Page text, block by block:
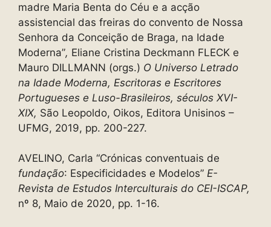
madre Maria Benta do Céu e a acção
assistencial das freiras do convento de Nossa
Senhora da Conceição de Braga, na Idade
Moderna”, Eliane Cristina Deckmann FLECK e
Mauro DILLMANN (orgs.) O Universo Letrado
na Idade Moderna, Escritoras e Escritores
Portugueses e Luso-Brasileiros, séculos XVI-
XIX, São Leopoldo, Oikos, Editora Unisinos –
UFMG, 2019, pp. 200-227.
AVELINO, Carla “Crónicas conventuais de
fundação: Especificidades e Modelos” E-
Revista de Estudos Interculturais do CEI-ISCAP,
nº 8, Maio de 2020, pp. 1-16.